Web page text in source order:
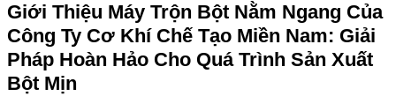
Giới Thiệu Máy Trộn Bột Nằm Ngang Của
Công Ty Cơ Khí Chế Tạo Miền Nam: Giải
Pháp Hoàn Hảo Cho Quá Trình Sản Xuất
Bột Mịn